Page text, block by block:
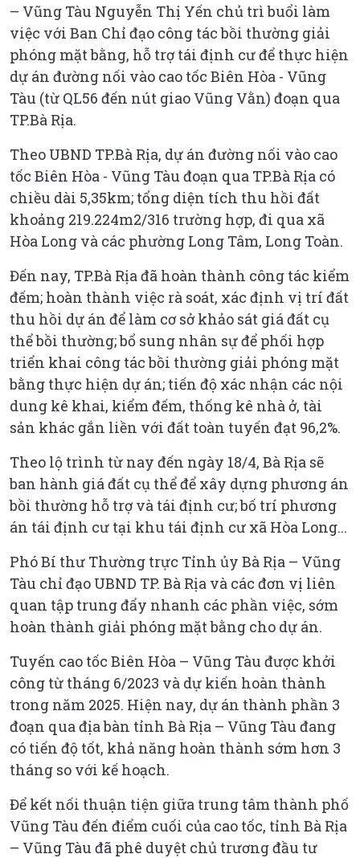
– Vũng Tàu Nguyễn Thị Yến chủ trì buổi làm
việc với Ban Chỉ đạo công tác bồi thường giải
phóng mặt bằng, hỗ trợ tái định cư để thực hiện
dự án đường nối vào cao tốc Biên Hòa - Vũng
Tàu (từ QL56 đến nút giao Vũng Vằn) đoạn qua
TP.Bà Rịa.
Theo UBND TP.Bà Rịa, dự án đường nối vào cao
tốc Biên Hòa - Vũng Tàu đoạn qua TP.Bà Rịa có
chiều dài 5,35km; tổng diện tích thu hồi đất
khoảng 219.224m2/316 trường hợp, đi qua xã
Hòa Long và các phường Long Tâm, Long Toàn.
Đến nay, TP.Bà Rịa đã hoàn thành công tác kiểm
đếm; hoàn thành việc rà soát, xác định vị trí đất
thu hồi dự án để làm cơ sở khảo sát giá đất cụ
thể bồi thường; bổ sung nhân sự để phối hợp
triển khai công tác bồi thường giải phóng mặt
bằng thực hiện dự án; tiến độ xác nhận các nội
dung kê khai, kiểm đếm, thống kê nhà ở, tài
sản khác gắn liền với đất toàn tuyến đạt 96,2%.
Theo lộ trình từ nay đến ngày 18/4, Bà Rịa sẽ
ban hành giá đất cụ thể để xây dựng phương án
bồi thường hỗ trợ và tái định cư; bố trí phương
án tái định cư tại khu tái định cư xã Hòa Long...
Phó Bí thư Thường trực Tỉnh ủy Bà Rịa – Vũng
Tàu chỉ đạo UBND TP. Bà Rịa và các đơn vị liên
quan tập trung đẩy nhanh các phần việc, sớm
hoàn thành giải phóng mặt bằng cho dự án.
Tuyến cao tốc Biên Hòa – Vũng Tàu được khởi
công từ tháng 6/2023 và dự kiến hoàn thành
trong năm 2025. Hiện nay, dự án thành phần 3
đoạn qua địa bàn tỉnh Bà Rịa – Vũng Tàu đang
có tiến độ tốt, khả năng hoàn thành sớm hơn 3
tháng so với kế hoạch.
Để kết nối thuận tiện giữa trung tâm thành phố
Vũng Tàu đến điểm cuối của cao tốc, tỉnh Bà Rịa
– Vũng Tàu đã phê duyệt chủ trương đầu tư